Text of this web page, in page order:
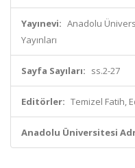
Yayınevi: Anadolu
Yayınları
Sayfa Sayıları: ss.2-27
Editörler: Temizel Fatih,
Anadolu Üniversitesi